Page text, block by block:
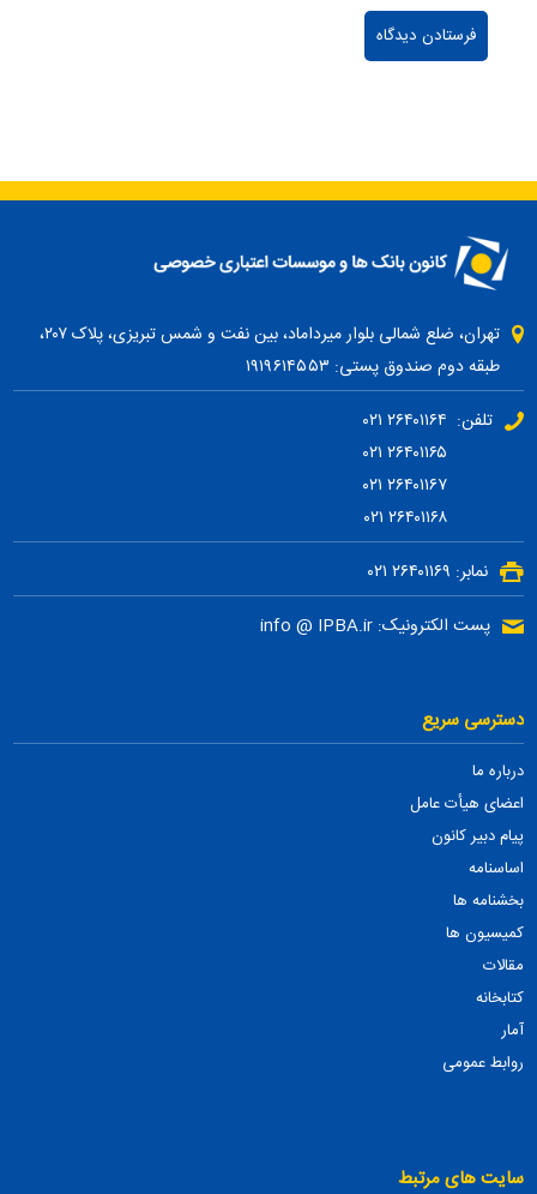
تهران، ضلع شمالی بلوار میرداماد، بین نفت و شمس تبریزی، پلاک ۲۰۷،
طبقه دوم صندوق پستی: ۱۹۱۹۶۱۴۵۵۳
تلفن: ۲۶۴۰۱۱۶۴ ۰۲۱
۲۶۴۰۱۱۶۷ ۰۲۱
۲۶۴۰۱۱۶۸ ۰۲۱
نمابر: ۲۶۴۰۱۱۶۹ ۰۲۱
پست الکترونیک: info @ IPBA.ir
دسترسی سریع
درباره ما
اعضای هیأت عامل
پیام دبیر کانون
اساسنامه
بخشنامه ها
کمیسیون ها
مقالات
کتابخانه
آمار
روابط عمومی
سایت های مرتبط